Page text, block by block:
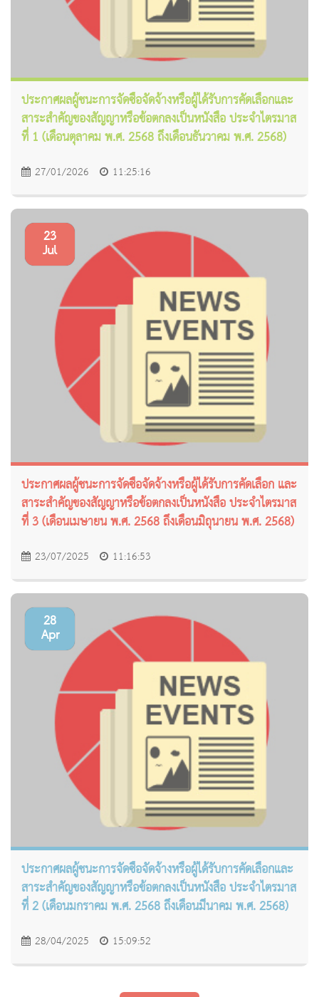
ประกาศผลผู้ชนะการจัดซื้อจัดจ้างหรือผู้ได้รับการคัดเลือกและ
สาระสำคัญของสัญญาหรือข้อตกลงเป็นหนังสือ ประจำไตรมาส
ที่ 1 (เดือนตุลาคม พ.ศ. 2568 ถึงเดือนธันวาคม พ.ศ. 2568)
27/01/2026 11:25:16
23
Jul
ประกาศผลผู้ชนะการจัดซื้อจัดจ้างหรือผู้ได้รับการคัดเลือก และ
สาระสำคัญของสัญญาหรือข้อตกลงเป็นหนังสือ ประจำไตรมาส
ที่ 3 (เดือนเมษายน พ.ศ. 2568 ถึงเดือนมิถุนายน พ.ศ. 2568)
23/07/2025 11:16:53
28
Apr
ประกาศผลผู้ชนะการจัดซื้อจัดจ้างหรือผู้ได้รับการคัดเลือกและ
สาระสำคัญของสัญญาหรือข้อตกลงเป็นหนังสือ ประจำไตรมาส
ที่ 2 (เดือนมกราคม พ.ศ. 2568 ถึงเดือนมีนาคม พ.ศ. 2568)
28/04/2025 15:09:52